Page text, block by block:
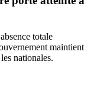
totale
maintient
nationales.